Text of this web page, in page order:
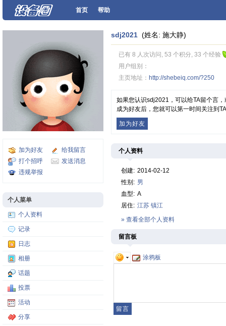
首页 帮助
加为好友
给我留言
打个招呼
发送消息
违规举报
个人菜单
个人资料
记录
日志
相册
话题
投票
活动
分享
sdj2021 (姓名: 施大静)
已有 8 人次访问, 53 个积分, 33 个经验
用户组别：
主页地址： http://shebeiq.com/?250
如果您认识sdj2021，可以给TA留个言
成为好友后，您就可以第一时间关注到
加为好友
个人资料
创建: 2014-02-12
性别: 男
血型: A
居住: 江苏 镇江
» 查看全部个人资料
留言板
涂鸦板